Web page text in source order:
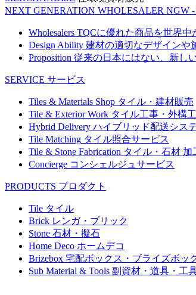
NEXT GENERATION WHOLESALER NGW
Wholesalers TQCに優れた商品を世界中
Design Ability 建材の適切なデザインや
Proposition 従来の日本にはない、新し
SERVICE サービス
Tiles & Materials Shop タイル・建材販売
Tile & Exterior Work タイル工事・外構
Hybrid Delivery ハイブリッド配送シス
Tile Matching タイル照合サービス
Tile & Stone Fabrication タイル・石材 加
Concierge コンシェルジュサービス
PRODUCTS プロダクト
Tile タイル
Brick レンガ・ブリック
Stone 石材・擬石
Home Deco ホームデコ
Brizebox 宅配ボックス・ブライズボッ
Sub Material & Tools 副資材・道具・工